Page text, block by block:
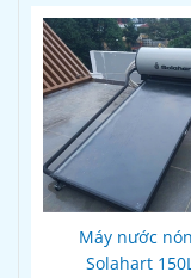
Máy nước
Solahart 150L